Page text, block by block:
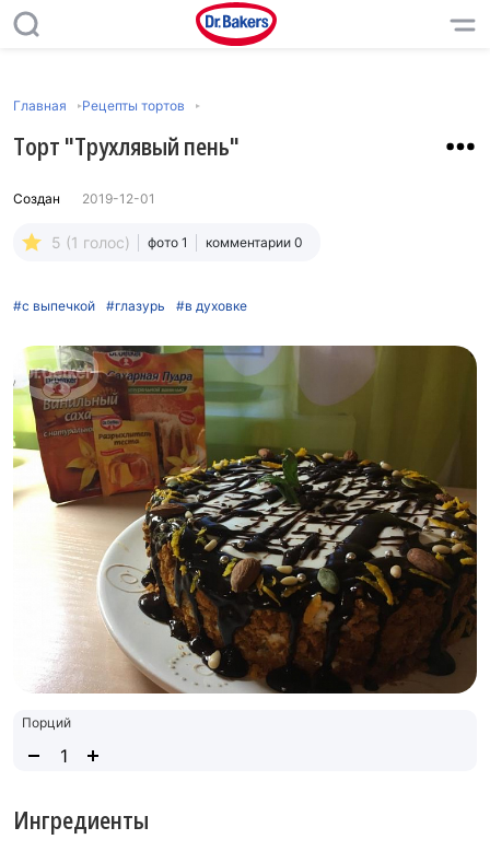
Главная Рецепты тортов
Торт "Трухлявый пень"
Создан 2019-12-01
5 (1 голос) фото 1 комментарии 0
#с выпечкой #глазурь #в духовке
Порций
Ингредиенты